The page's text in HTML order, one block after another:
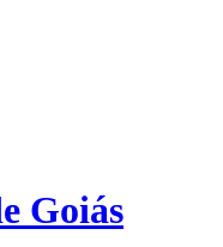
Goiás